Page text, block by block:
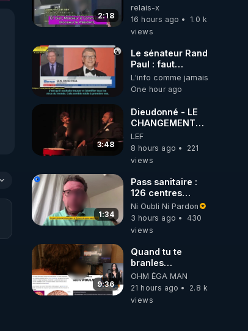
2:18
relais-x
16 hours ago
1.0 k
views
Le sénateur Rand
Paul : faut
convoquer la
troupes à Fauci
puis Bille gates,
famille eugéniste
de le 18 siecle ! 😒
https://odysee.com/
L'info comme jamais
One hour ago
3:48
Dieudonné - LE
CHANGEMENT
C'EST
MAINTENANT
LEF
8 hours ago
221
views
1:34
Pass sanitaire :
126 centres
commerciaux
concernés par
l'obligation dans
Ni Oubli Ni Pardon
3 hours ago
430
views
9:36
Quand tu te
branles
bonhomme tu
émets des ondes
ils ont juste omis
OHM ÉGA MAN
21 hours ago
2.8 k
views